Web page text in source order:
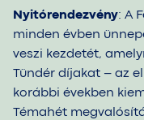
Nyitórendezvény: A
minden évben
veszi kezdetét,
Tündér díjakat – az
korábbi években
Témahét